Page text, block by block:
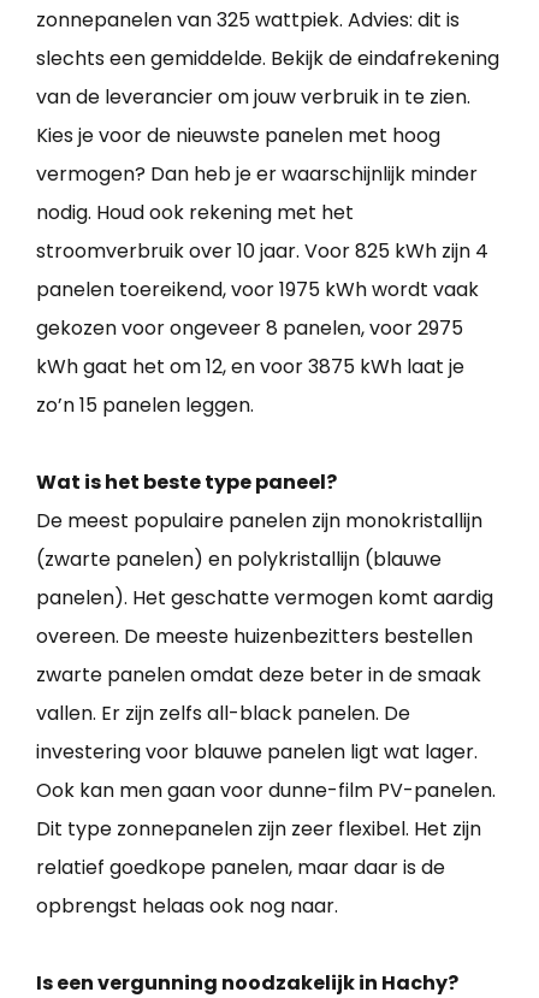
zonnepanelen van 325 wattpiek. Advies: dit is
slechts een gemiddelde. Bekijk de eindafrekening
van de leverancier om jouw verbruik in te zien.
Kies je voor de nieuwste panelen met hoog
vermogen? Dan heb je er waarschijnlijk minder
nodig. Houd ook rekening met het
stroomverbruik over 10 jaar. Voor 825 kWh zijn 4
panelen toereikend, voor 1975 kWh wordt vaak
gekozen voor ongeveer 8 panelen, voor 2975
kWh gaat het om 12, en voor 3875 kWh laat je
zo’n 15 panelen leggen.
Wat is het beste type paneel?
De meest populaire panelen zijn monokristallijn
(zwarte panelen) en polykristallijn (blauwe
panelen). Het geschatte vermogen komt aardig
overeen. De meeste huizenbezitters bestellen
zwarte panelen omdat deze beter in de smaak
vallen. Er zijn zelfs all-black panelen. De
investering voor blauwe panelen ligt wat lager.
Ook kan men gaan voor dunne-film PV-panelen.
Dit type zonnepanelen zijn zeer flexibel. Het zijn
relatief goedkope panelen, maar daar is de
opbrengst helaas ook nog naar.
Is een vergunning noodzakelijk in Hachy?